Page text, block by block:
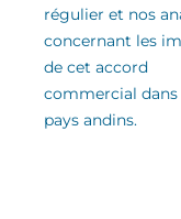
régulier et nos
concernant les
de cet accord
commercial dans
pays andins.